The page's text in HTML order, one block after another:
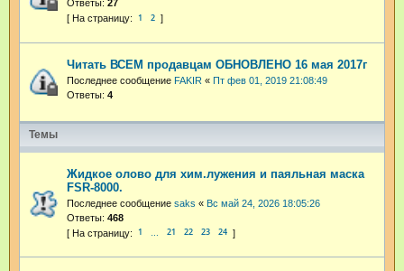
Ответы: 27
1 2
Читать ВСЕМ продавцам ОБНОВЛЕНО 16 мая 2017г
Последнее сообщение FAKIR « Пт фев 01, 2019 21:08:49
Ответы: 4
Темы
Жидкое олово для хим.лужения и паяльная маска
FSR-8000.
Последнее сообщение saks « Вс май 24, 2026 18:05:26
Ответы: 468
1 21 22 23 24